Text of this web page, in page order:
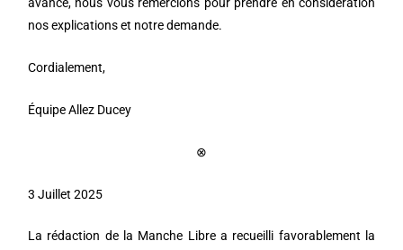
nos explications et notre demande.
Cordialement,
Équipe Allez Ducey
⊗
3 Juillet 2025
La rédaction de la Manche Libre a recueilli favorablement la